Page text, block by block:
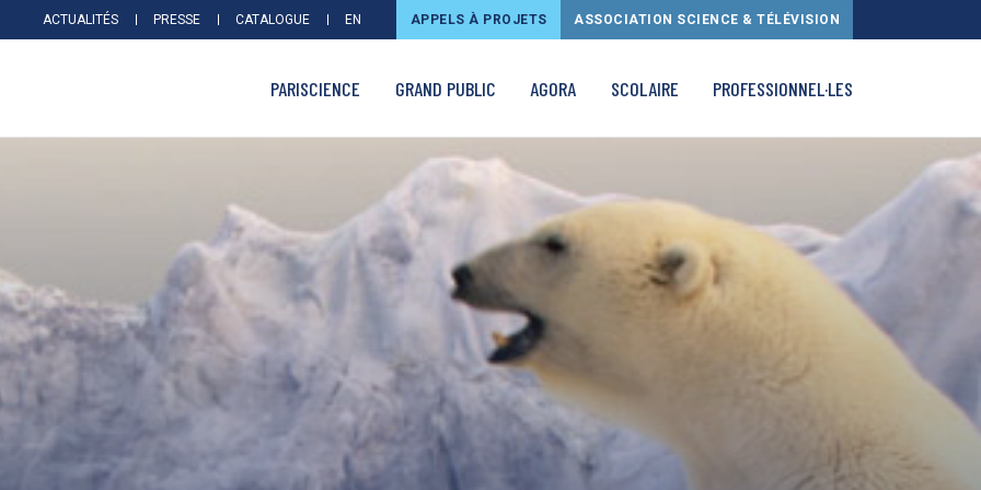
ACTUALITÉS PRESSE CATALOGUE EN APPELS À PROJETS ASSOCIATION SCIENCE & TÉLÉVISION
PARISCIENCE GRAND PUBLIC AGORA SCOLAIRE PROFESSIONNEL·LES